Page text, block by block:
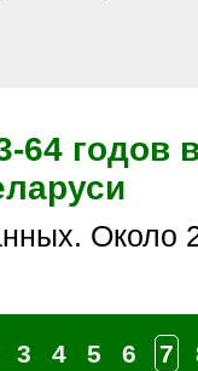
64 годов
3 4 5 6 7